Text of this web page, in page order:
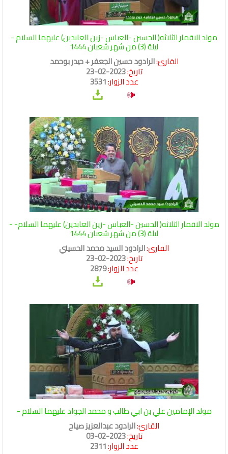
مولد الاقمار الثلاثه( الحسين -العباس -زين العابدين) عليهما السلام -
ليلة (3) من شهر شعبان 1444
القارئ:الرادود حسين الجعفر + حيدر بوحمد
تاريخ:2023-02-23
عدد الزوار:3531
مولد الاقمار الثلاثه( الحسين -العباس -زين العابدين) عليهما السلام- -
ليلة (3) من شهر شعبان 1444
القارئ:الرادود السيد محمد الحسيني
تاريخ:2023-02-23
عدد الزوار:2879
مولد الإمامين علي بن ابي طالب و محمد الجواد عليهما السلام -
القارئ:الرادود عبدالعزيز صياح
تاريخ:2023-02-03
عدد الزوار:2311